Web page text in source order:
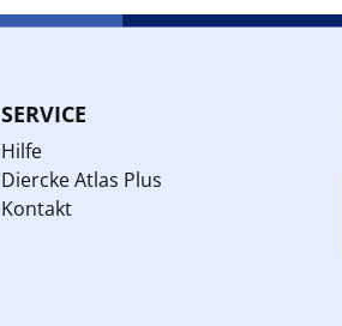
SERVICE
Hilfe
Diercke Atlas Plus
Kontakt